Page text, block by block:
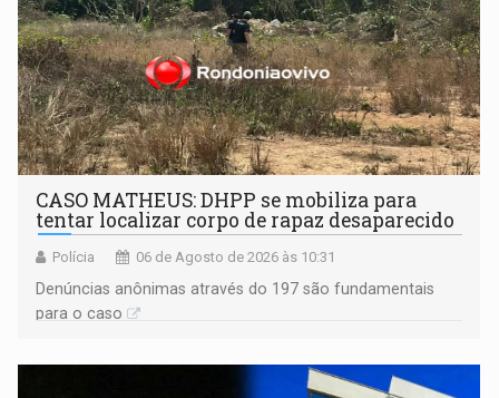
CASO MATHEUS: DHPP se mobiliza para
tentar localizar corpo de rapaz desaparecido
Polícia 06 de Agosto de 2026 às 10:31
Denúncias anônimas através do 197 são fundamentais
para o caso